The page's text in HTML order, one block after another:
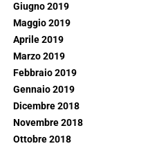
Giugno 2019
Maggio 2019
Aprile 2019
Marzo 2019
Febbraio 2019
Gennaio 2019
Dicembre 2018
Novembre 2018
Ottobre 2018